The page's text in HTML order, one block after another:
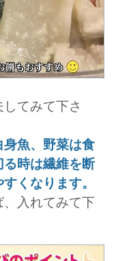
てみて下さ
魚、野菜は食
時は繊維を断
くなります。
入れてみて下